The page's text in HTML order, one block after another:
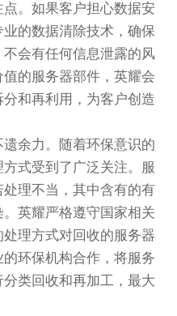
。如果客户担心数据安
的数据清除技术，确保
会有任何信息泄露的风
的服务器部件，英耀会
和再利用，为客户创造
余力。随着环保意识的
式受到了广泛关注。服
理不当，其中含有的有
英耀严格遵守国家相关
理方式对回收的服务器
环保机构合作，将服务
类回收和再加工，最大